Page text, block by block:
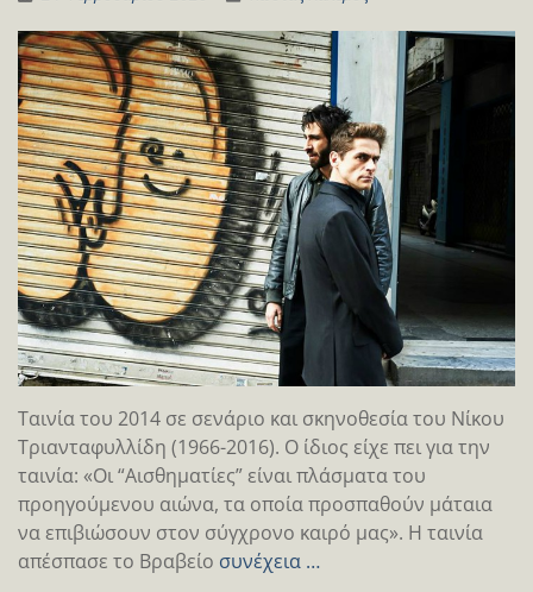
Ταινία του 2014 σε σενάριο και σκηνοθεσία του Νίκου
Τριανταφυλλίδη (1966-2016). Ο ίδιος είχε πει για την
ταινία: «Οι “Αισθηματίες” είναι πλάσματα του
προηγούμενου αιώνα, τα οποία προσπαθούν μάταια
να επιβιώσουν στον σύγχρονο καιρό μας». Η ταινία
απέσπασε το Βραβείο συνέχεια …